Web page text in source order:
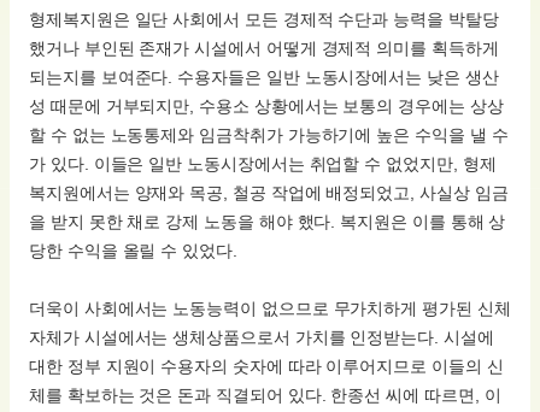
형제복지원은 일단 사회에서 모든 경제적 수단과 능력을 박탈당
했거나 부인된 존재가 시설에서 어떻게 경제적 의미를 획득하게
되는지를 보여준다. 수용자들은 일반 노동시장에서는 낮은 생산
성 때문에 거부되지만, 수용소 상황에서는 보통의 경우에는 상상
할 수 없는 노동통제와 임금착취가 가능하기에 높은 수익을 낼 수
가 있다. 이들은 일반 노동시장에서는 취업할 수 없었지만, 형제
복지원에서는 양재와 목공, 철공 작업에 배정되었고, 사실상 임금
을 받지 못한 채로 강제 노동을 해야 했다. 복지원은 이를 통해 상
당한 수익을 올릴 수 있었다.
더욱이 사회에서는 노동능력이 없으므로 무가치하게 평가된 신체
자체가 시설에서는 생체상품으로서 가치를 인정받는다. 시설에
대한 정부 지원이 수용자의 숫자에 따라 이루어지므로 이들의 신
체를 확보하는 것은 돈과 직결되어 있다. 한종선 씨에 따르면, 이